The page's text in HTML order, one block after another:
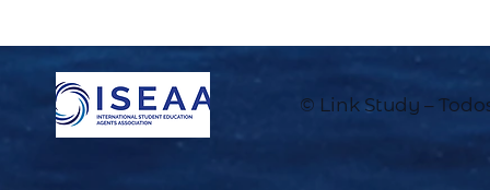
© Link Study –